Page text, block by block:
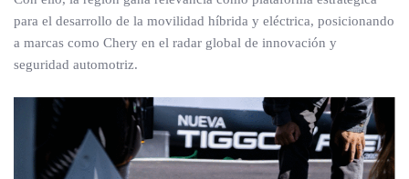
para el desarrollo de la movilidad híbrida y eléctrica, posicionando
a marcas como Chery en el radar global de innovación y
seguridad automotriz.